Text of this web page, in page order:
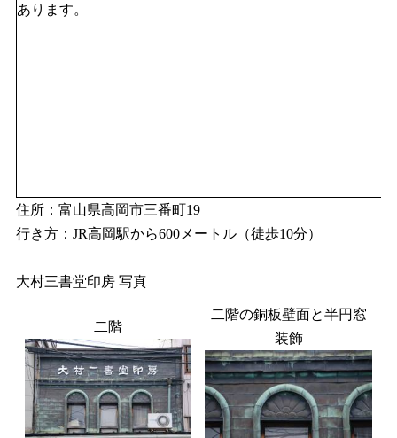
あります。
住所：富山県高岡市三番町19
行き方：JR高岡駅から600メートル（徒歩10分）
大村三書堂印房 写真
二階
二階の銅板壁面と半円窓
装飾